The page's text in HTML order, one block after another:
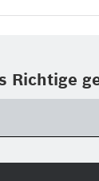
Richtige